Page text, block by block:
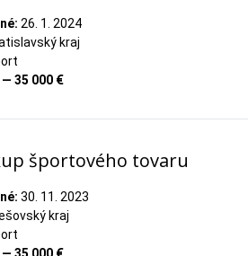
26. 1. 2024
kraj
— 35 000 €
športového tovaru
30. 11. 2023
kraj